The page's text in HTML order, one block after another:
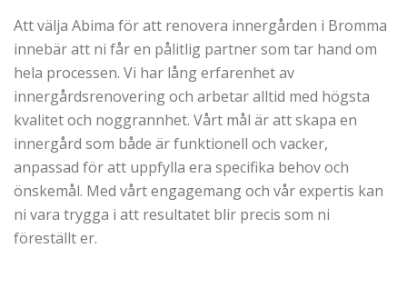
Att välja Abima för att renovera innergården i Bromma
innebär att ni får en pålitlig partner som tar hand om
hela processen. Vi har lång erfarenhet av
innergårdsrenovering och arbetar alltid med högsta
kvalitet och noggrannhet. Vårt mål är att skapa en
innergård som både är funktionell och vacker,
anpassad för att uppfylla era specifika behov och
önskemål. Med vårt engagemang och vår expertis kan
ni vara trygga i att resultatet blir precis som ni
föreställt er.